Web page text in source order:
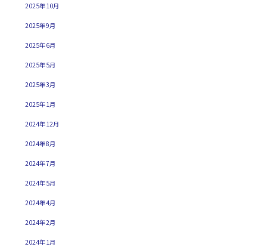
2025年10月
2025年9月
2025年6月
2025年5月
2025年3月
2025年1月
2024年12月
2024年8月
2024年7月
2024年5月
2024年4月
2024年2月
2024年1月